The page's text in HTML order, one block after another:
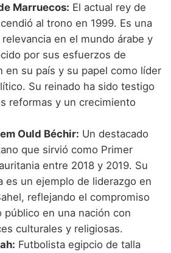
Marruecos: El actual rey de
al trono en 1999. Es una
en el mundo árabe y
por sus esfuerzos de
en su país y su papel como líder
Su reinado ha sido testigo
reformas y un crecimiento
Ould Béchir: Un destacado
que sirvió como Primer
entre 2018 y 2019. Su
es un ejemplo de liderazgo en
reflejando el compromiso
público en una nación con
culturales y religiosas.
Futbolista egipcio de talla